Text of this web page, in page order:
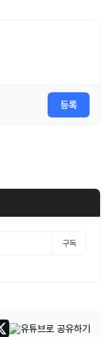
등록
구독